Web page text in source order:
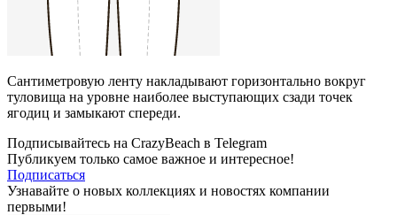
Сантиметровую ленту накладывают горизонтально вокруг
туловища на уровне наиболее выступающих сзади точек
ягодиц и замыкают спереди.
Подписывайтесь на CrazyBeach в Telegram
Публикуем только самое важное и интересное!
Подписаться
Узнавайте о новых коллекциях и новостях компании
первыми!